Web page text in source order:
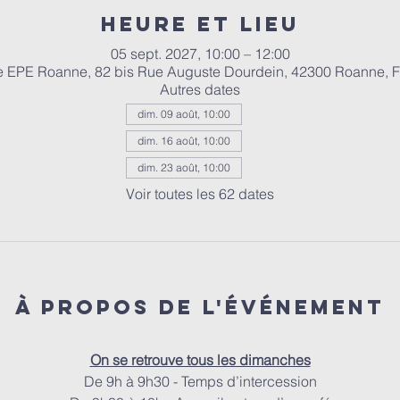
Heure et lieu
05 sept. 2027, 10:00 – 12:00
EPE Roanne, 82 bis Rue Auguste Dourdein, 42300 Roanne,
Autres dates
dim. 09 août, 10:00
dim. 16 août, 10:00
dim. 23 août, 10:00
Voir toutes les 62 dates
À propos de l'événement
On se retrouve tous les dimanches
De 9h à 9h30 - Temps d’intercession